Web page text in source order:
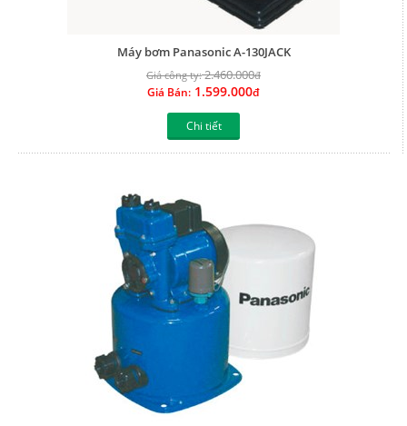
Máy bơm Panasonic A-130JACK
Giá công ty:2.460.000đ
Giá Bán: 1.599.000đ
Chi tiết